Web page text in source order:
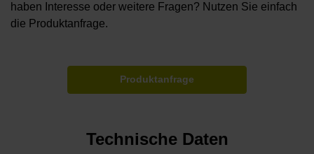
haben Interesse oder weitere Fragen? Nutzen Sie einfach
die Produktanfrage.
Produktanfrage
Technische Daten